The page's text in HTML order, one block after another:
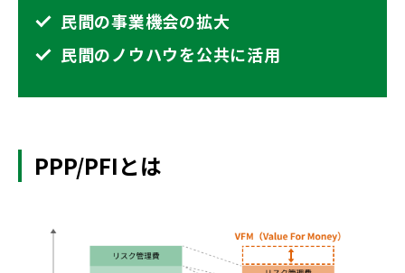
民間の事業機会の拡大
民間のノウハウを公共に活用
PPP/PFIとは